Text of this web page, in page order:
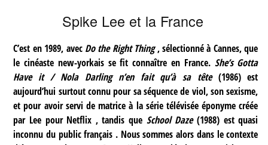
Spike Lee et la France
C’est en 1989, avec Do the Right Thing, sélectionné à Cannes, que
le cinéaste new-yorkais se fit connaître en France. She’s Gotta
Have it / Nola Darling n’en fait qu’à sa tête(1986) est
aujourd’hui surtout connu pour sa séquence de viol, son sexisme,
et pour avoir servi de matrice à la série télévisée éponyme créée
par Lee pour Netflix , tandis que School Daze(1988) est quasi
inconnu du public français . Nous sommes alors dans le contexte